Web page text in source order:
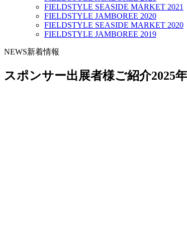
FIELDSTYLE SEASIDE MARKET 2021
FIELDSTYLE JAMBOREE 2020
FIELDSTYLE SEASIDE MARKET 2020
FIELDSTYLE JAMBOREE 2019
NEWS新着情報
スポンサー出展者様ご紹介2025